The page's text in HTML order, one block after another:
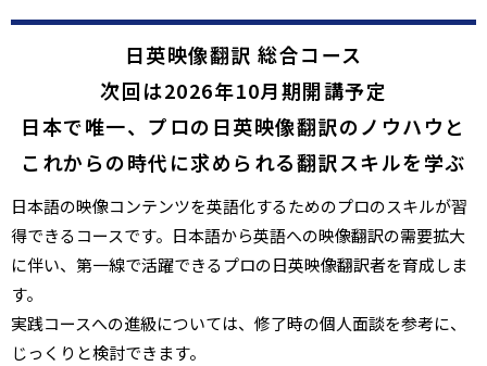
日英​​映像翻訳 総合コース
次回は2026年10月期開講予定
日本で唯一、プロの日英映像翻訳のノウハウと
これからの時代に求められる翻訳スキルを学ぶ
日本語の映像コンテンツを英語化するためのプロのスキルが習
得できるコースです。日本語から英語への映像翻訳の需要拡大
に伴い、第一線で活躍できるプロの日英映像翻訳者を育成しま
す。
実践コースへの進級については、修了時の個人面談を参考に、
じっくりと検討できます。